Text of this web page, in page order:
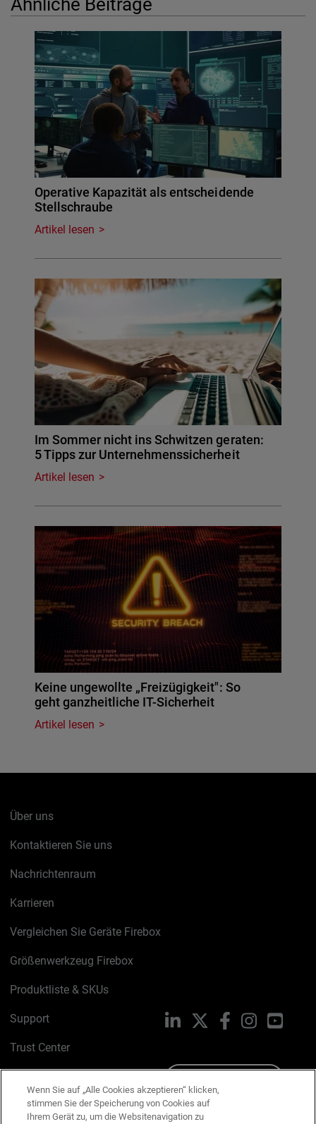
Operative Kapazität als entscheidende
Stellschraube
Artikel lesen
Im Sommer nicht ins Schwitzen geraten:
5 Tipps zur Unternehmenssicherheit
Artikel lesen
Keine ungewollte „Freizügigkeit": So
geht ganzheitliche IT-Sicherheit
Artikel lesen
Über uns
Kontaktieren Sie uns
Nachrichtenraum
Karrieren
Vergleichen Sie Geräte Firebox
Größenwerkzeug Firebox
Produktliste & SKUs
Support
Trust Center
Cookie-Richtlinie
LinkedIn FacebookInstagram
Wenn Sie auf „Alle Cookies akzeptieren“ klicken,
stimmen Sie der Speicherung von Cookies auf
Ihrem Gerät zu, um die Websitenavigation zu